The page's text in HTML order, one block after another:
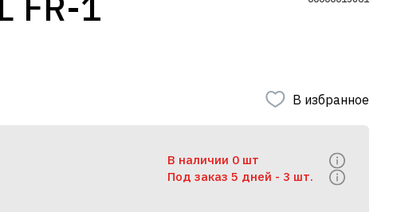
В избранное
В наличии 0 шт
Под заказ 5 дней - 3 шт.